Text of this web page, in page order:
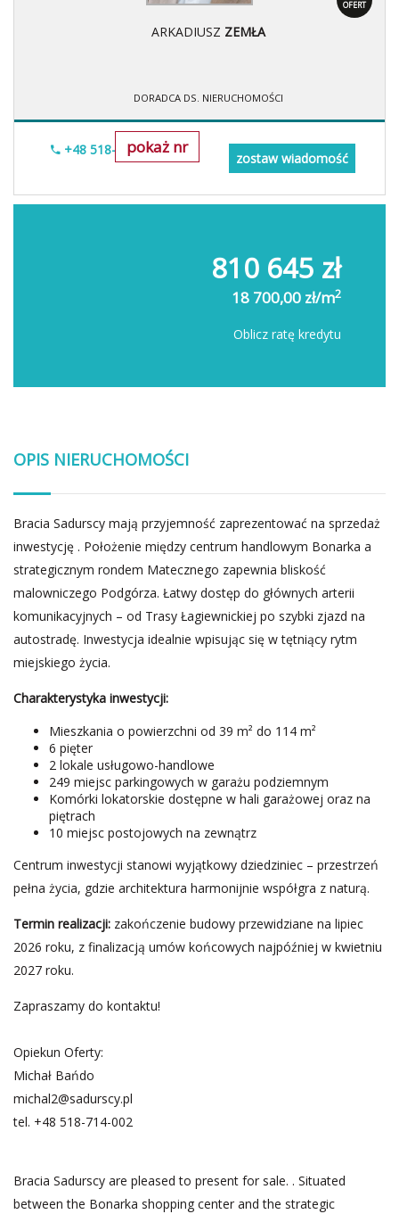
OFERT
ARKADIUSZ ZEMŁA
DORADCA DS. NIERUCHOMOŚCI
pokaż nr
+48 518-706-552
zostaw wiadomość
810 645 zł
18 700,00 zł/m2
Oblicz ratę kredytu
OPIS NIERUCHOMOŚCI
Bracia Sadurscy mają przyjemność zaprezentować na sprzedaż
inwestycję . Położenie między centrum handlowym Bonarka a
strategicznym rondem Matecznego zapewnia bliskość
malowniczego Podgórza. Łatwy dostęp do głównych arterii
komunikacyjnych – od Trasy Łagiewnickiej po szybki zjazd na
autostradę. Inwestycja idealnie wpisując się w tętniący rytm
miejskiego życia.
Charakterystyka inwestycji:
Mieszkania o powierzchni od 39 m² do 114 m²
6 pięter
2 lokale usługowo-handlowe
249 miejsc parkingowych w garażu podziemnym
Komórki lokatorskie dostępne w hali garażowej oraz na
piętrach
10 miejsc postojowych na zewnątrz
Centrum inwestycji stanowi wyjątkowy dziedziniec – przestrzeń
pełna życia, gdzie architektura harmonijnie współgra z naturą.
Termin realizacji: zakończenie budowy przewidziane na lipiec
2026 roku, z finalizacją umów końcowych najpóźniej w kwietniu
2027 roku.
Zapraszamy do kontaktu!
Opiekun Oferty:
Michał Bańdo
michal2@sadurscy.pl
tel. +48 518-714-002
Bracia Sadurscy are pleased to present for sale. . Situated
between the Bonarka shopping center and the strategic